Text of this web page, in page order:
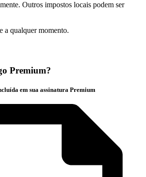
Outros impostos locais podem ser
a qualquer momento.
Premium?
em sua assinatura Premium